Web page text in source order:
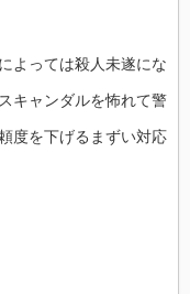
よっては殺人未遂にな
キャンダルを怖れて警
度を下げるまずい対応